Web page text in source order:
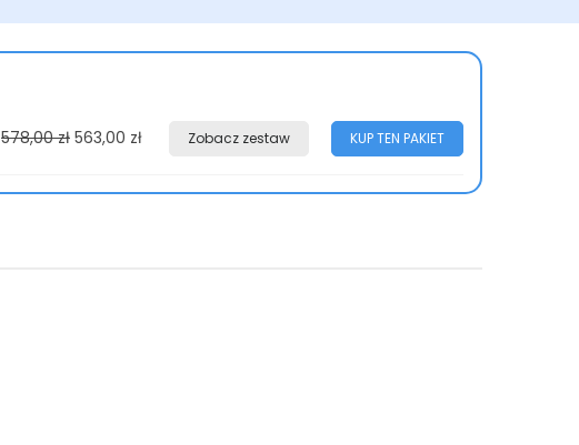
578,00 zł 563,00 zł Zobacz zestaw KUP TEN PAKIET